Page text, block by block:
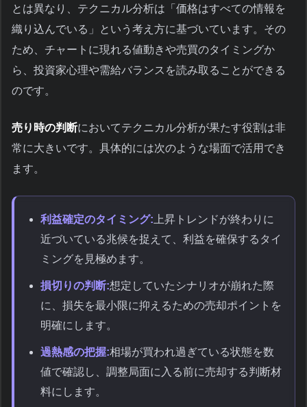
とは異なり、テクニカル分析は「価格はすべての情報を
織り込んでいる」という考え方に基づいています。その
ため、チャートに現れる値動きや売買のタイミングか
ら、投資家心理や需給バランスを読み取ることができる
のです。
売り時の判断においてテクニカル分析が果たす役割は非
常に大きいです。具体的には次のような場面で活用でき
ます。
利益確定のタイミング: 上昇トレンドが終わりに
近づいている兆候を捉えて、利益を確保するタイ
ミングを見極めます。
損切りの判断:想定していたシナリオが崩れた際
に、損失を最小限に抑えるための売却ポイントを
明確にします。
過熱感の把握:相場が買われ過ぎている状態を数
値で確認し、調整局面に入る前に売却する判断材
料にします。